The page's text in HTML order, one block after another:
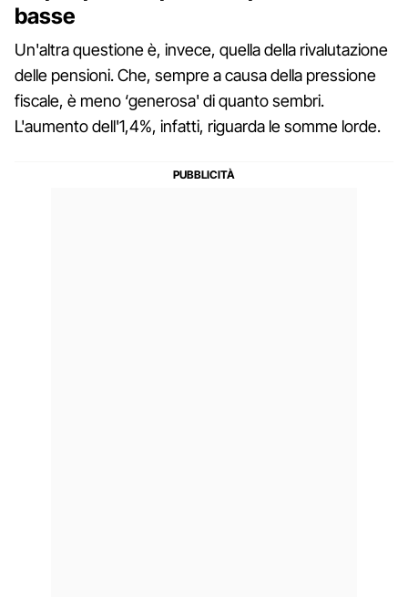
basse
Un'altra questione è, invece, quella della rivalutazione
delle pensioni. Che, sempre a causa della pressione
fiscale, è meno ‘generosa' di quanto sembri.
L'aumento dell'1,4%, infatti, riguarda le somme lorde.